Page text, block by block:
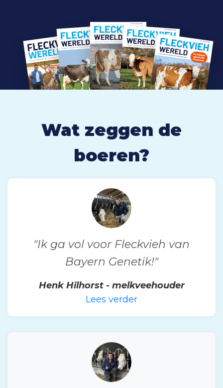
Wat zeggen de
boeren?
"Ik ga vol voor Fleckvieh van
Bayern Genetik!"
Henk Hilhorst - melkveehouder
Lees verder